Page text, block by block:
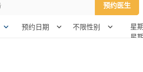
预约医生
预约日期